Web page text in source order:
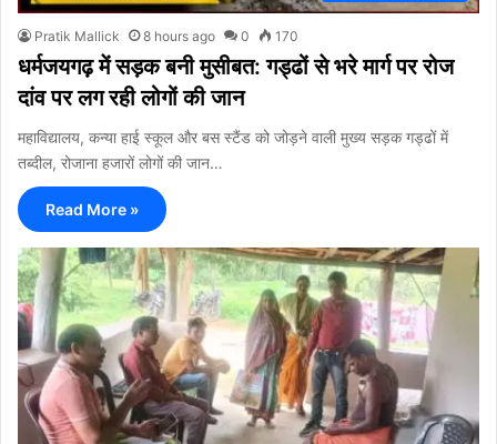
Pratik Mallick 8 hours ago 0 170
धर्मजयगढ़ में सड़क बनी मुसीबत: गड्ढों से भरे मार्ग पर रोज
दांव पर लग रही लोगों की जान
महाविद्यालय, कन्या हाई स्कूल और बस स्टैंड को जोड़ने वाली मुख्य सड़क गड्ढों में
तब्दील, रोजाना हजारों लोगों की जान…
Read More »